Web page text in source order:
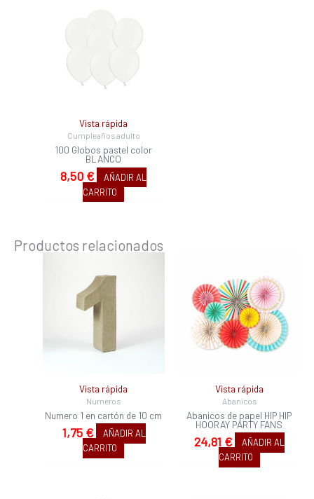
Vista rápida
Cumpleaños adulto
100 Globos pastel color
BLANCO
8,50 €
AÑADIR AL
CARRITO
Productos relacionados
Vista rápida
Numeros
Numero 1 en cartón de 10 cm
1,75 €
AÑADIR AL
CARRITO
Vista rápida
Abanicos
Abanicos de papel HIP HIP
HOORAY PARTY FANS
24,81 €
AÑADIR AL
CARRITO